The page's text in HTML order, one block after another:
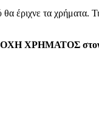
θα έριχνε τα χρήματα.
ΧΡΗΜΑΤΟΣ